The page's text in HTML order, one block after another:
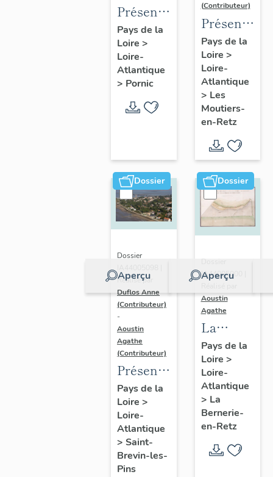
Présentation
de la
commune
de
Pornic
Pays de la
Loire >
Loire-
Atlantique
> Pornic
(Contributeur)
de la
commune
des
Moutiers-
en-Retz
Pays de la
Loire >
Loire-
Atlantique
> Les
Moutiers-
en-Retz
Dossier
Aperçu
Dossier
Réalisé par
Duflos Anne
(Contributeur)
-
Aoustin
Agathe
(Contributeur)
Présentation
de la
commune
de Saint-
Brevin-
les-Pins
Pays de la
Loire >
Loire-
Atlantique
> Saint-
Brevin-les-
Pins
Dossier
Aperçu
Dossier
IA44005000 |
Aoustin
Agathe
La
Bernerie-
en-Retz :
de la
commune
Pays de la
Loire >
Loire-
Atlantique
> La
Bernerie-
en-Retz